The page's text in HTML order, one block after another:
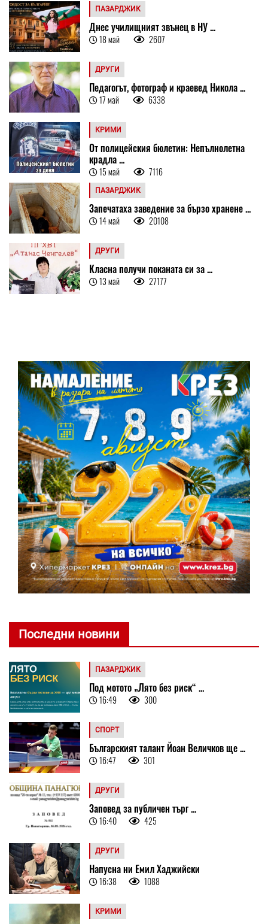
ПАЗАРДЖИК
Днес училищният звънец в НУ ...
18 май 2607
ДРУГИ
Педагогът, фотограф и краевед Никола ...
17 май 6338
КРИМИ
От полицейския бюлетин: Непълнолетна
крадла ...
15 май 7116
ПАЗАРДЖИК
Запечатаха заведение за бързо хранене ...
14 май 20108
ДРУГИ
Класна получи поканата си за ...
13 май 27177
Последни новини
ПАЗАРДЖИК
Под мотото „Лято без риск“ ...
16:49 300
СПОРТ
Българският талант Йоан Величков ще ...
16:47 301
ДРУГИ
Заповед за публичен търг ...
16:40 425
ДРУГИ
Напусна ни Емил Хаджийски
16:38 1088
КРИМИ